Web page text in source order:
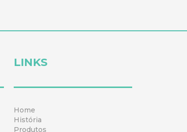
LINKS
Home
História
Produtos